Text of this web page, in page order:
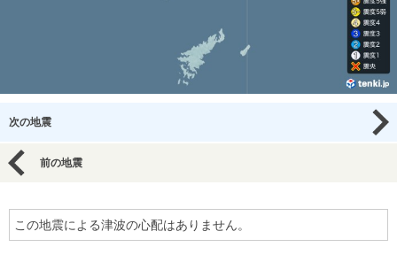
次の地震
前の地震
この地震による津波の心配はありません。